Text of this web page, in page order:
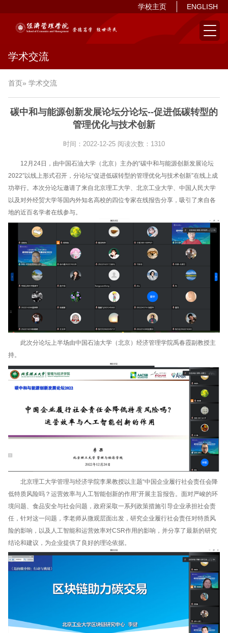
ENGLISH
学校主页
学术交流
首页» 学术交流
碳中和与能源创新发展论坛分论坛--促进低碳转型的
管理优化与技术创新
时间：2022-12-25 阅读次数： 1310
12月24日，由中国石油大学（北京）主办的“碳中和与能源创新发展论坛
2022”以线上形式召开，分论坛“促进低碳转型的管理优化与技术创新”在线上成
功举行。本次分论坛邀请了来自北京理工大学、北京工业大学、中国人民大学
以及对外经贸大学等国内外知名高校的四位专家在线报告分享，吸引了来自各
地的近百名学者在线参与。
此次分论坛上半场由中国石油大学（北京）经济管理学院禹春霞副教授主
持。
北京理工大学管理与经济学院李果教授以主题“中国企业履行社会责任会降
低特质风险吗？运营效率与人工智能创新的作用”开展主旨报告。面对严峻的环
境问题、食品安全与社会问题，政府采取一系列政策措施引导企业承担社会责
任，针对这一问题，李老师从微观层面出发，研究企业履行社会责任对特质风
险的影响，以及人工智能和运营效率对CSR作用的影响，并分享了最新的研究
结论和建议，为企业提供了良好的理论依据。